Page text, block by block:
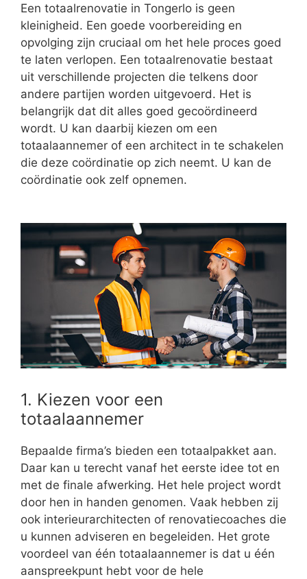
Een totaalrenovatie in Tongerlo is geen
kleinigheid. Een goede voorbereiding en
opvolging zijn cruciaal om het hele proces goed
te laten verlopen. Een totaalrenovatie bestaat
uit verschillende projecten die telkens door
andere partijen worden uitgevoerd. Het is
belangrijk dat dit alles goed gecoördineerd
wordt. U kan daarbij kiezen om een
totaalaannemer of een architect in te schakelen
die deze coördinatie op zich neemt. U kan de
coördinatie ook zelf opnemen.
1. Kiezen voor een
totaalaannemer
Bepaalde firma’s bieden een totaalpakket aan.
Daar kan u terecht vanaf het eerste idee tot en
met de finale afwerking. Het hele project wordt
door hen in handen genomen. Vaak hebben zij
ook interieurarchitecten of renovatiecoaches die
u kunnen adviseren en begeleiden. Het grote
voordeel van één totaalaannemer is dat u één
aanspreekpunt hebt voor de hele